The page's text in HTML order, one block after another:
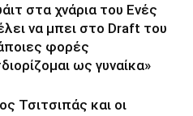
στα χνάρια του Ενές
να μπει στο Draft του
φορές
ως γυναίκα»
Τσιτσιπάς και οι